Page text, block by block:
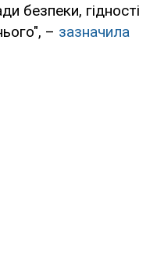
безпеки, гідності
– зазначила